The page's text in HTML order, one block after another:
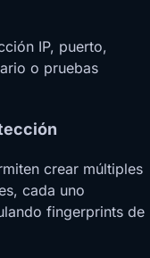
IP, puerto,
o pruebas
crear múltiples
cada uno
fingerprints de